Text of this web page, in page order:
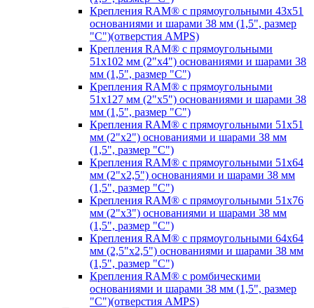
Крепления RAM® с прямоугольными 43х51
основаниями и шарами 38 мм (1,5", размер
"C")(отверстия AMPS)
Крепления RAM® с прямоугольными
51х102 мм (2"х4") основаниями и шарами 38
мм (1,5", размер "C")
Крепления RAM® с прямоугольными
51х127 мм (2"х5") основаниями и шарами 38
мм (1,5", размер "C")
Крепления RAM® с прямоугольными 51х51
мм (2"х2") основаниями и шарами 38 мм
(1,5", размер "C")
Крепления RAM® с прямоугольными 51х64
мм (2"х2,5") основаниями и шарами 38 мм
(1,5", размер "C")
Крепления RAM® с прямоугольными 51х76
мм (2"х3") основаниями и шарами 38 мм
(1,5", размер "C")
Крепления RAM® с прямоугольными 64х64
мм (2,5"х2,5") основаниями и шарами 38 мм
(1,5", размер "C")
Крепления RAM® с ромбическими
основаниями и шарами 38 мм (1,5", размер
"C")(отверстия AMPS)